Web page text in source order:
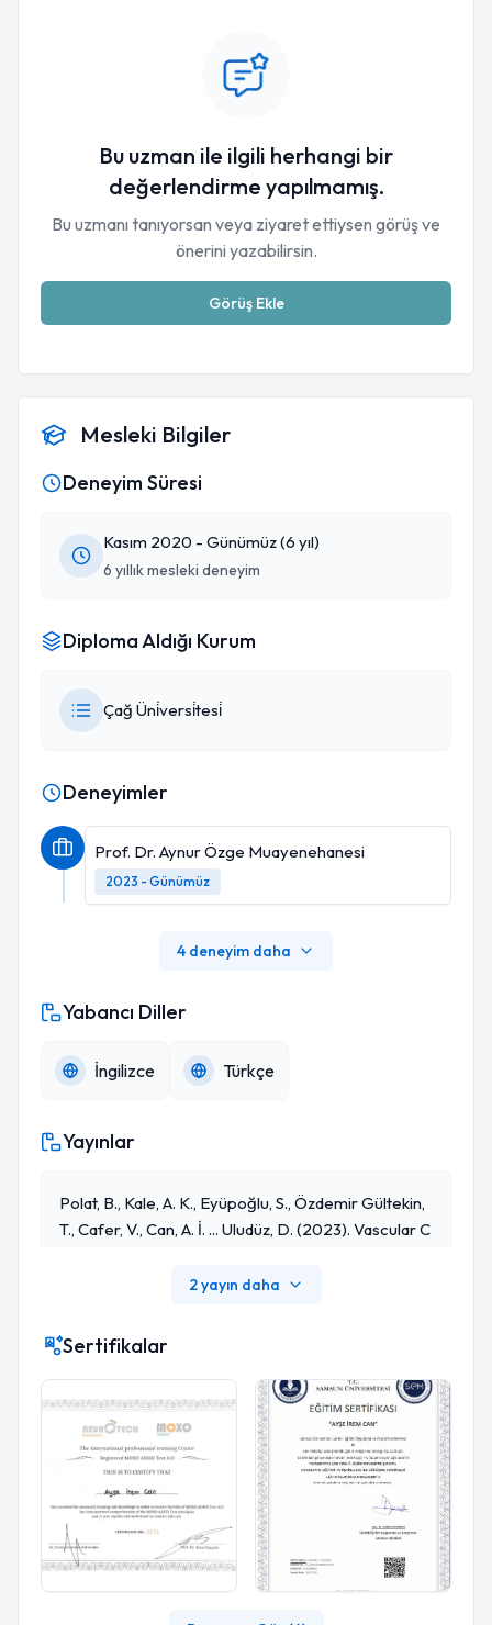
Bu uzman ile ilgili herhangi bir
değerlendirme yapılmamış.
Bu uzmanı tanıyorsan veya ziyaret ettiysen görüş ve
önerini yazabilirsin.
Görüş Ekle
Mesleki Bilgiler
Deneyim Süresi
Kasım 2020 - Günümüz (6 yıl)
6 yıllık mesleki deneyim
Diploma Aldığı Kurum
Çağ Üni̇versi̇tesi̇
Deneyimler
Prof. Dr. Aynur Özge Muayenehanesi
2023 - Günümüz
4 deneyim daha
Yabancı Diller
İngilizce Türkçe
Yayınlar
Polat, B., Kale, A. K., Eyüpoğlu, S., Özdemir Gültekin,
T., Cafer, V., Can, A. İ. ... Uludüz, D. (2023). Vascular C
2 yayın daha
Sertifikalar